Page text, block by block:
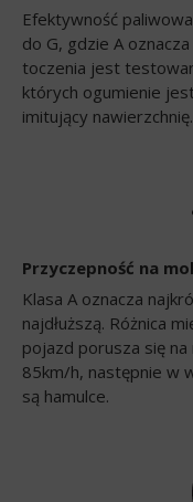
Efektywność
do G, gdzie A
toczenia jest
których ogumienie
imitujący nawierzchnię.
Przyczepność na
Klasa A oznacza
najdłuższą. Różnica
pojazd porusza się
85km/h, następnie w
są hamulce.